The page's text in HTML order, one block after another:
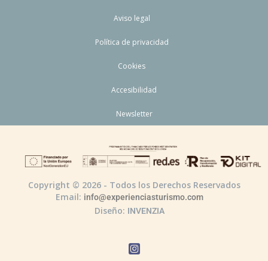
Aviso legal
Política de privacidad
Cookies
Accesibilidad
Newsletter
Copyright © 2026 - Todos los Derechos Reservados
Email: info@experienciasturismo.com
Diseño: INVENZIA